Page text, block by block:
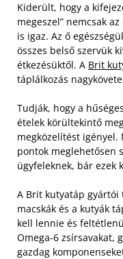
Kiderült, hogy a
megeszel” nemcsak
is igaz. Az ő
összes belső szervük
étkezésüktől. A Brit
táplálkozás
Tudják, hogy a
ételek körültekintő
megközelítést
pontok meglehetősen
ügyfeleknek, bár ezek
A Brit kutyatáp gyártói
macskák és a kutyák
kell lennie és
Omega-6 zsírsavakat,
gazdag